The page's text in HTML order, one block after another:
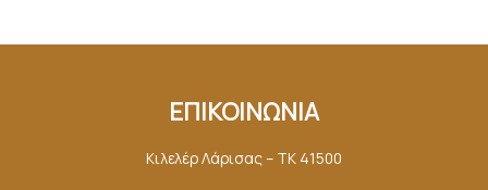
ΕΠΙΚΟΙΝΩΝΙΑ
Κιλελέρ Λάρισας – ΤΚ 41500